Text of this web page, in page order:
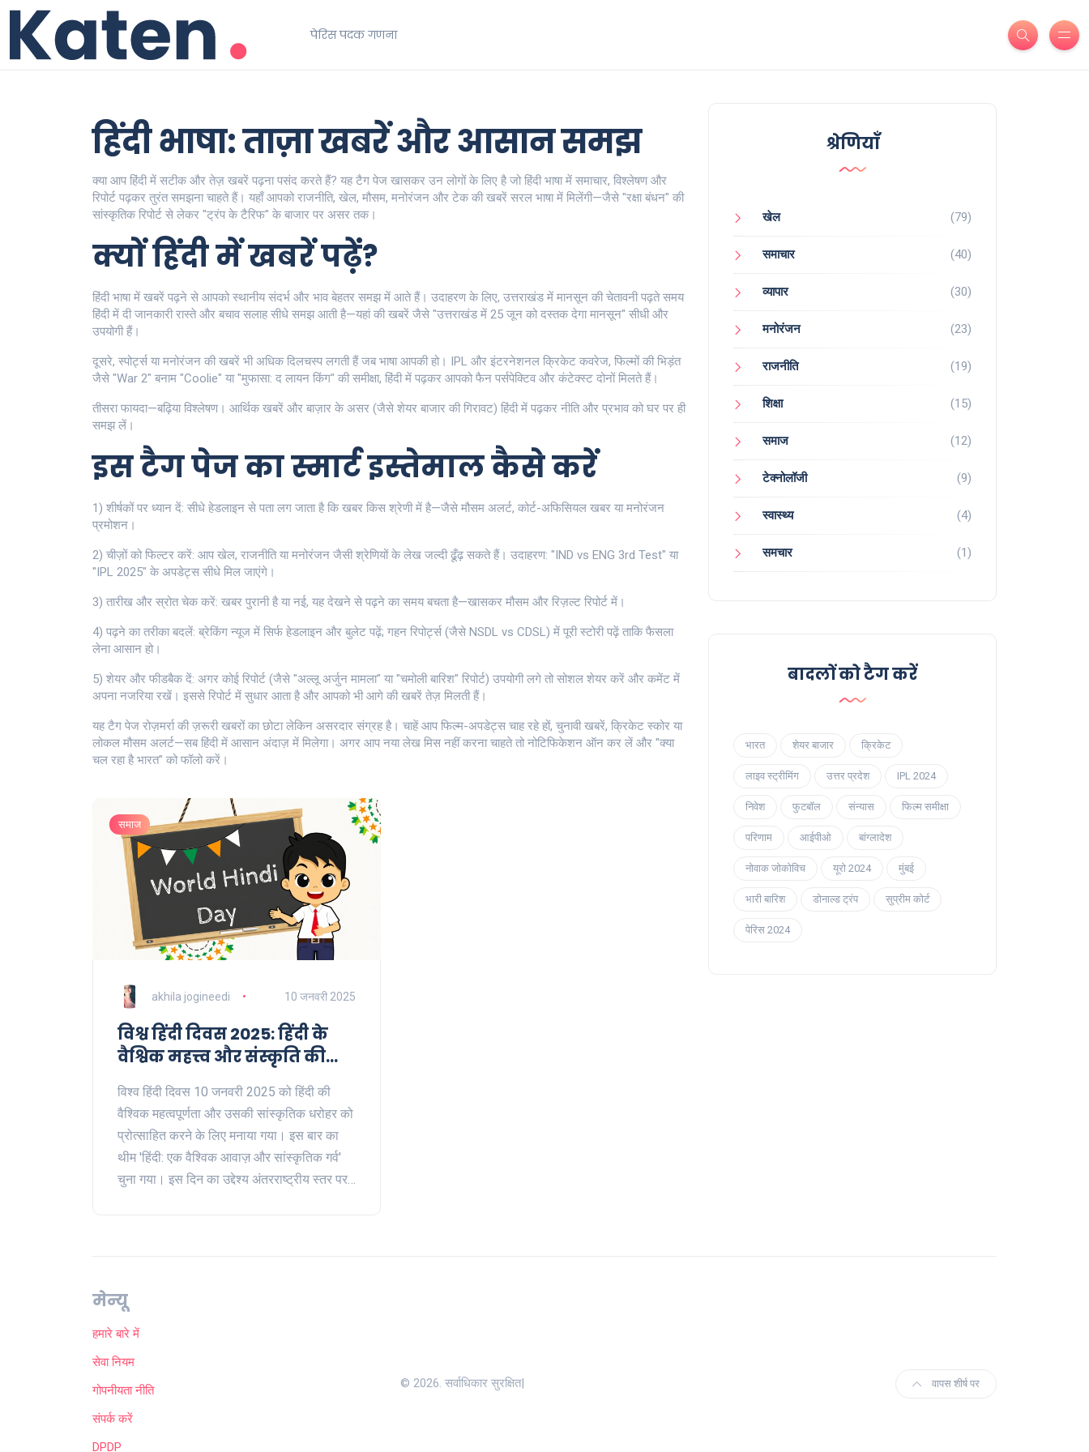
पेरिस पदक गणना
हिंदी भाषा: ताज़ा खबरें और आसान समझ
क्या आप हिंदी में सटीक और तेज़ खबरें पढ़ना पसंद करते हैं? यह टैग पेज खासकर उन लोगों के लिए है जो हिंदी भाषा में समाचार, विश्लेषण और
रिपोर्ट पढ़कर तुरंत समझना चाहते हैं। यहाँ आपको राजनीति, खेल, मौसम, मनोरंजन और टेक की खबरें सरल भाषा में मिलेंगी—जैसे "रक्षा बंधन" की
सांस्कृतिक रिपोर्ट से लेकर "ट्रंप के टैरिफ" के बाजार पर असर तक।
क्यों हिंदी में खबरें पढ़ें?
हिंदी भाषा में खबरें पढ़ने से आपको स्थानीय संदर्भ और भाव बेहतर समझ में आते हैं। उदाहरण के लिए, उत्तराखंड में मानसून की चेतावनी पढ़ते समय
हिंदी में दी जानकारी रास्ते और बचाव सलाह सीधे समझ आती है—यहां की खबरें जैसे "उत्तराखंड में 25 जून को दस्तक देगा मानसून" सीधी और
उपयोगी हैं।
दूसरे, स्पोर्ट्स या मनोरंजन की खबरें भी अधिक दिलचस्प लगती हैं जब भाषा आपकी हो। IPL और इंटरनेशनल क्रिकेट कवरेज, फिल्मों की भिड़ंत
जैसे "War 2" बनाम "Coolie" या "मुफासा: द लायन किंग" की समीक्षा, हिंदी में पढ़कर आपको फैन पर्सपेक्टिव और कंटेक्स्ट दोनों मिलते हैं।
तीसरा फायदा—बढ़िया विश्लेषण। आर्थिक खबरें और बाज़ार के असर (जैसे शेयर बाजार की गिरावट) हिंदी में पढ़कर नीति और प्रभाव को घर पर ही
समझ लें।
इस टैग पेज का स्मार्ट इस्तेमाल कैसे करें
1) शीर्षकों पर ध्यान दें: सीधे हेडलाइन से पता लग जाता है कि खबर किस श्रेणी में है—जैसे मौसम अलर्ट, कोर्ट-अफिसियल खबर या मनोरंजन
प्रमोशन।
2) चीज़ों को फिल्टर करें: आप खेल, राजनीति या मनोरंजन जैसी श्रेणियों के लेख जल्दी ढूँढ़ सकते हैं। उदाहरण: "IND vs ENG 3rd Test" या
"IPL 2025" के अपडेट्स सीधे मिल जाएंगे।
3) तारीख और स्रोत चेक करें: खबर पुरानी है या नई, यह देखने से पढ़ने का समय बचता है—खासकर मौसम और रिज़ल्ट रिपोर्ट में।
4) पढ़ने का तरीका बदलें: ब्रेकिंग न्यूज में सिर्फ हेडलाइन और बुलेट पढ़ें; गहन रिपोर्ट्स (जैसे NSDL vs CDSL) में पूरी स्टोरी पढ़ें ताकि फैसला
लेना आसान हो।
5) शेयर और फीडबैक दें: अगर कोई रिपोर्ट (जैसे "अल्लू अर्जुन मामला" या "चमोली बारिश" रिपोर्ट) उपयोगी लगे तो सोशल शेयर करें और कमेंट में
अपना नजरिया रखें। इससे रिपोर्ट में सुधार आता है और आपको भी आगे की खबरें तेज़ मिलती हैं।
यह टैग पेज रोज़मर्रा की ज़रूरी खबरों का छोटा लेकिन असरदार संग्रह है। चाहें आप फिल्म-अपडेट्स चाह रहे हों, चुनावी खबरें, क्रिकेट स्कोर या
लोकल मौसम अलर्ट—सब हिंदी में आसान अंदाज़ में मिलेगा। अगर आप नया लेख मिस नहीं करना चाहते तो नोटिफिकेशन ऑन कर लें और "क्या
चल रहा है भारत" को फॉलो करें।
समाज
akhila jogineedi 10 जनवरी 2025
विश्व हिंदी दिवस 2025: हिंदी के
वैश्विक महत्त्व और संस्कृति की
पहचान
विश्व हिंदी दिवस 10 जनवरी 2025 को हिंदी की
वैश्विक महत्वपूर्णता और उसकी सांस्कृतिक धरोहर को
प्रोत्साहित करने के लिए मनाया गया। इस बार का
थीम 'हिंदी: एक वैश्विक आवाज़ और सांस्कृतिक गर्व'
चुना गया। इस दिन का उद्देश्य अंतरराष्ट्रीय स्तर पर
श्रेणियाँ
खेल (79)
समाचार (40)
व्यापार (30)
मनोरंजन (23)
राजनीति (19)
शिक्षा (15)
समाज (12)
टेक्नोलॉजी (9)
स्वास्थ्य (4)
समचार (1)
बादलों को टैग करें
भारत शेयर बाजार क्रिकेट
लाइव स्ट्रीमिंग उत्तर प्रदेश IPL 2024
निवेश फुटबॉल संन्यास फिल्म समीक्षा
परिणाम आईपीओ बांग्लादेश
नोवाक जोकोविच यूरो 2024 मुंबई
भारी बारिश डोनाल्ड ट्रंप सुप्रीम कोर्ट
पेरिस 2024
मेन्यू
हमारे बारे में
सेवा नियम
गोपनीयता नीति
संपर्क करें
DPDP
© 2026. सर्वाधिकार सुरक्षित| वापस शीर्ष पर